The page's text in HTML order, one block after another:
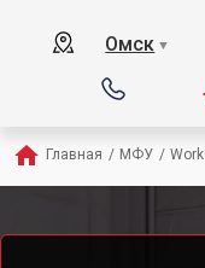
Омск ▼
Главная / МФУ /